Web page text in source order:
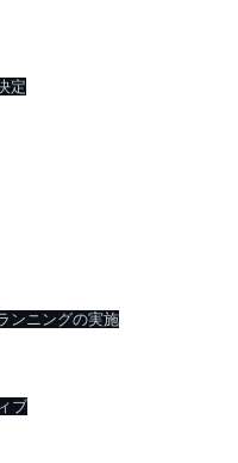
定
ンニングの実施